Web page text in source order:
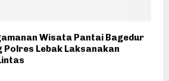
Wisata Pantai Bagedur
Polres Lebak Laksanakan